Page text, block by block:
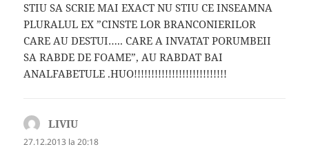
STIU SA SCRIE MAI EXACT NU STIU CE INSEAMNA
PLURALUL EX ”CINSTE LOR BRANCONIERILOR
CARE AU DESTUI….. CARE A INVATAT PORUMBEII
SA RABDE DE FOAME”, AU RABDAT BAI
ANALFABETULE .HUO!!!!!!!!!!!!!!!!!!!!!!!!!!!
LIVIU
27.12.2013 la 20:18